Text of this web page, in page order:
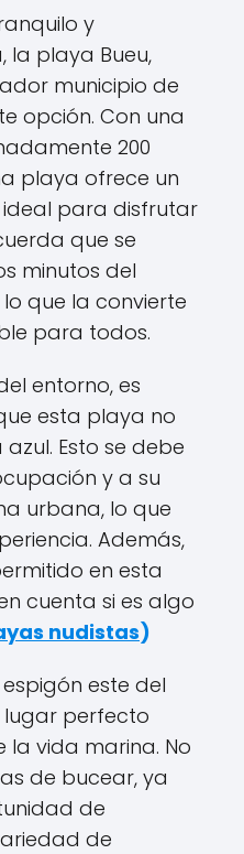
y
la playa Bueu,
municipio de
opción. Con una
200
playa ofrece un
para disfrutar
que se
minutos del
que la convierte
para todos.
entorno, es
esta playa no
Esto se debe
y a su
urbana, lo que
Además,
en esta
cuenta si es algo
nudistas)
este del
lugar perfecto
vida marina. No
de bucear, ya
de
de